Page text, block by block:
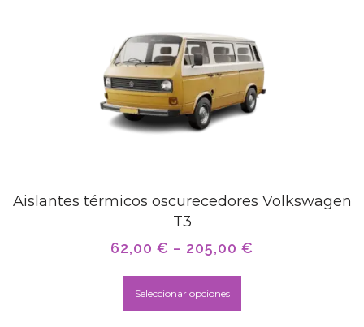
Aislantes térmicos oscurecedores Volkswagen
T3
62,00 € – 205,00 €
Seleccionar opciones